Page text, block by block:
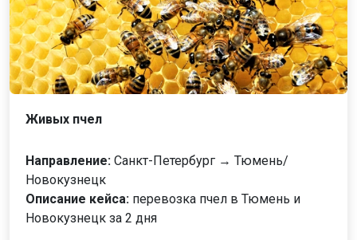
Живых пчел
Направление: Санкт-Петербург → Тюмень/
Новокузнецк
Описание кейса: перевозка пчел в Тюмень и
Новокузнецк за 2 дня